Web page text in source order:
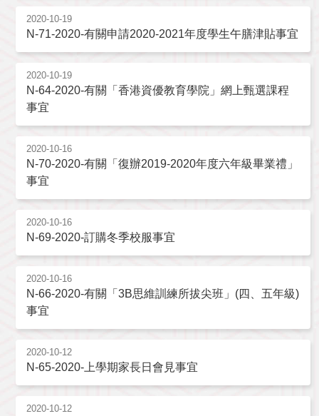
2020-10-19
N-71-2020-有關申請2020-2021年度學生午膳津貼事宜
2020-10-19
N-64-2020-有關「香港資優教育學院」網上甄選課程
事宜
2020-10-16
N-70-2020-有關「復辦2019-2020年度六年級畢業禮」
事宜
2020-10-16
N-69-2020-訂購冬季校服事宜
2020-10-16
N-66-2020-有關「3B思維訓練所拔尖班」(四、五年級)
事宜
2020-10-12
N-65-2020-上學期家長日會見事宜
2020-10-12